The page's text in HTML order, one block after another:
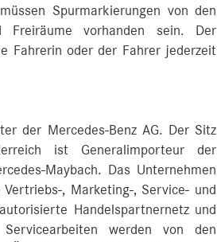
Spurmarkierungen von den
Freiräume vorhanden sein. Der
Fahrerin oder der Fahrer jederzeit
der Mercedes-Benz AG. Der Sitz
ist Generalimporteur der
Maybach. Das Unternehmen
, Marketing-, Service- und
Handelspartnernetz und
werden von den